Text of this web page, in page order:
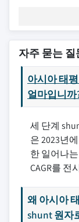
자주 묻는 질
아시아 태
얼마입니까
세 단계
은 2023년
한 일어나
CAGR를 전
왜 아시아
shunt 원자